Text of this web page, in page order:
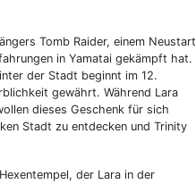
Tomb Raider, einem Neustart
in Yamatai gekämpft hat.
der Stadt beginnt im 12.
gewährt. Während Lara
dieses Geschenk für sich
Stadt zu entdecken und Trinity
der Lara in der